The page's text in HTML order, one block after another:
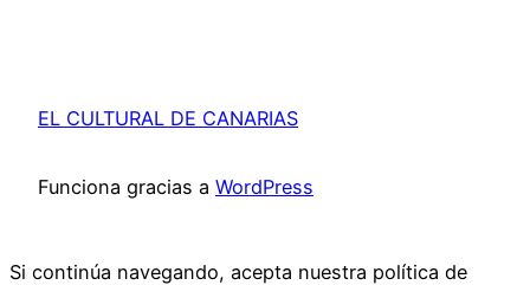
EL CULTURAL DE CANARIAS
Funciona gracias a WordPress
Si continúa navegando, acepta nuestra política de